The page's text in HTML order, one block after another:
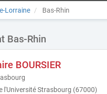
Lorraine Bas-Rhin
Bas-Rhin
BOURSIER
l'Université Strasbourg (67000)